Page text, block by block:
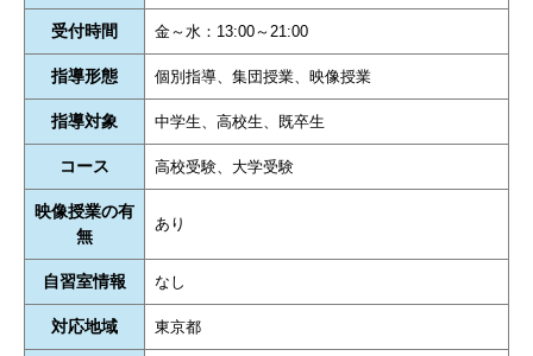
受付時間 金～水：13:00～21:00
指導形態 個別指導、集団授業、映像授業
指導対象 中学生、高校生、既卒生
コース 高校受験、大学受験
映像授業の有
無
あり
自習室情報 なし
対応地域 東京都